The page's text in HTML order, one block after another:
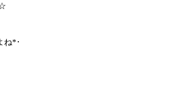
ね*･